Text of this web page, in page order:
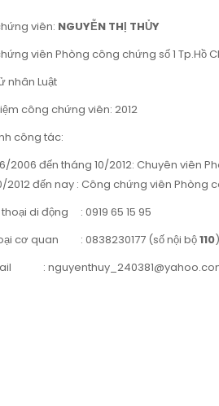
viên: NGUYỄN THỊ THỦY
viên Phòng công chứng số 1 Tp.Hồ
nhân Luật
công chứng viên: 2012
công tác:
2006 đến tháng 10/2012: Chuyên viên
2012 đến nay : Công chứng viên Phòng
thoại di động : 0919 65 15 95
cơ quan : 0838230177 (số nội bộ110)
: